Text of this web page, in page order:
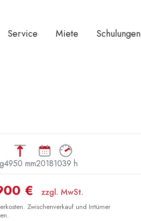
Service Miete Schulungen
4950 mm20181039 h
€ zzgl. MwSt.
Zwischenverkauf und Irrtümer